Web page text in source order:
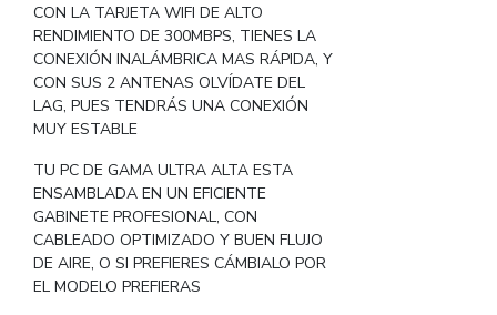
CON LA TARJETA WIFI DE ALTO
RENDIMIENTO DE 300MBPS, TIENES LA
CONEXIÓN INALÁMBRICA MAS RÁPIDA, Y
CON SUS 2 ANTENAS OLVÍDATE DEL
LAG, PUES TENDRÁS UNA CONEXIÓN
MUY ESTABLE
TU PC DE GAMA ULTRA ALTA ESTA
ENSAMBLADA EN UN EFICIENTE
GABINETE PROFESIONAL, CON
CABLEADO OPTIMIZADO Y BUEN FLUJO
DE AIRE, O SI PREFIERES CÁMBIALO POR
EL MODELO PREFIERAS